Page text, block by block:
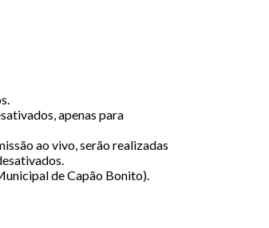
apenas para
ao vivo, serão realizadas
de Capão Bonito).